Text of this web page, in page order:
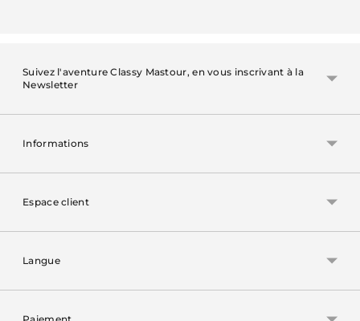
Suivez l'aventure Classy Mastour, en vous inscrivant à la
Newsletter
Informations
Espace client
Langue